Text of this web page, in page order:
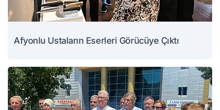
Afyonlu Ustaların Eserleri Görücüye Çıktı